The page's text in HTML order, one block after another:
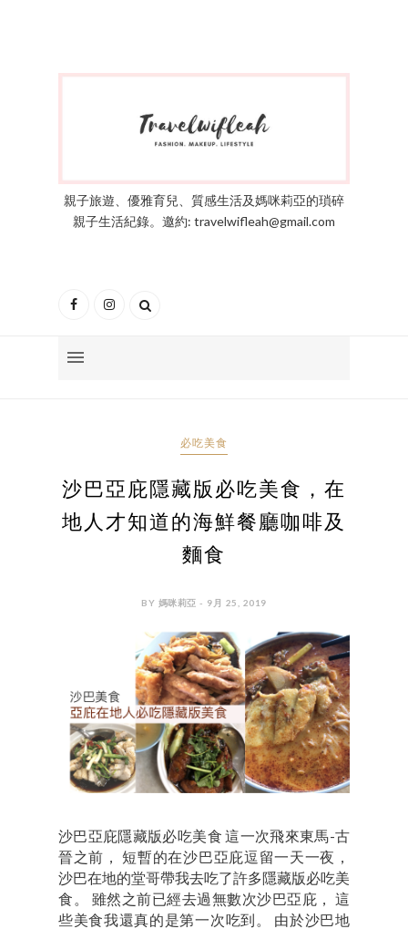
親子旅遊、優雅育兒、質感生活及媽咪莉亞的瑣碎
親子生活紀錄。邀約: travelwifleah@gmail.com
必吃美食
沙巴亞庇隱藏版必吃美食，在
地人才知道的海鮮餐廳咖啡及
麵食
BY 媽咪莉亞 - 9月 25, 2019
沙巴亞庇隱藏版必吃美食 這一次飛來東馬-古
晉之前， 短暫的在沙巴亞庇逗留一天一夜，
沙巴在地的堂哥帶我去吃了許多隱藏版必吃美
食。 雖然之前已經去過無數次沙巴亞庇， 這
些美食我還真的是第一次吃到。 由於沙巴地